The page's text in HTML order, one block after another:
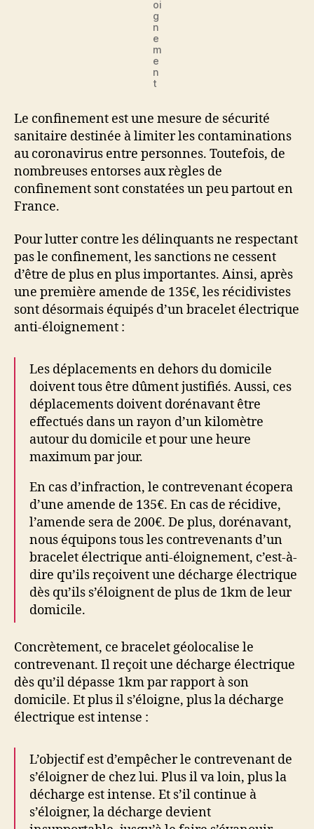
oi
g
n
e
m
e
n
t
Le confinement est une mesure de sécurité
sanitaire destinée à limiter les contaminations
au coronavirus entre personnes. Toutefois, de
nombreuses entorses aux règles de
confinement sont constatées un peu partout en
France.
Pour lutter contre les délinquants ne respectant
pas le confinement, les sanctions ne cessent
d’être de plus en plus importantes. Ainsi, après
une première amende de 135€, les récidivistes
sont désormais équipés d’un bracelet électrique
anti-éloignement :
Les déplacements en dehors du domicile
doivent tous être dûment justifiés. Aussi, ces
déplacements doivent dorénavant être
effectués dans un rayon d’un kilomètre
autour du domicile et pour une heure
maximum par jour.
En cas d’infraction, le contrevenant écopera
d’une amende de 135€. En cas de récidive,
l’amende sera de 200€. De plus, dorénavant,
nous équipons tous les contrevenants d’un
bracelet électrique anti-éloignement, c’est-à-
dire qu’ils reçoivent une décharge électrique
dès qu’ils s’éloignent de plus de 1km de leur
domicile.
Concrètement, ce bracelet géolocalise le
contrevenant. Il reçoit une décharge électrique
dès qu’il dépasse 1km par rapport à son
domicile. Et plus il s’éloigne, plus la décharge
électrique est intense :
L’objectif est d’empêcher le contrevenant de
s’éloigner de chez lui. Plus il va loin, plus la
décharge est intense. Et s’il continue à
s’éloigner, la décharge devient